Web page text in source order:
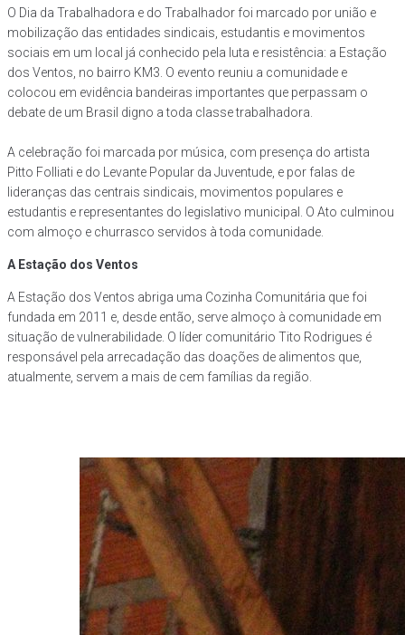
O Dia da Trabalhadora e do Trabalhador foi marcado por união e
mobilização das entidades sindicais, estudantis e movimentos
sociais em um local já conhecido pela luta e resistência: a Estação
dos Ventos, no bairro KM3. O evento reuniu a comunidade e
colocou em evidência bandeiras importantes que perpassam o
debate de um Brasil digno a toda classe trabalhadora.
A celebração foi marcada por música, com presença do artista
Pitto Folliati e do Levante Popular da Juventude, e por falas de
lideranças das centrais sindicais, movimentos populares e
estudantis e representantes do legislativo municipal. O Ato culminou
com almoço e churrasco servidos à toda comunidade.
A Estação dos Ventos
A Estação dos Ventos abriga uma Cozinha Comunitária que foi
fundada em 2011 e, desde então, serve almoço à comunidade em
situação de vulnerabilidade. O líder comunitário Tito Rodrigues é
responsável pela arrecadação das doações de alimentos que,
atualmente, servem a mais de cem famílias da região.